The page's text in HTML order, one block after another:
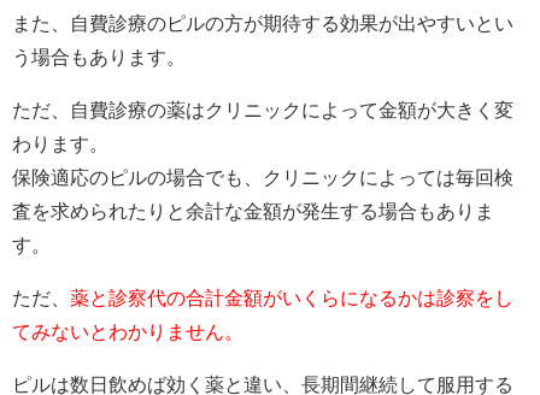
また、自費診療のピルの方が期待する効果が出やすいとい
う場合もあります。
ただ、自費診療の薬はクリニックによって金額が大きく変
わります。
保険適応のピルの場合でも、クリニックによっては毎回検
査を求められたりと余計な金額が発生する場合もありま
す。
ただ、 薬と診察代の合計金額がいくらになるかは診察をし
てみないとわかりません。
ピルは数日飲めば効く薬と違い、長期間継続して服用する